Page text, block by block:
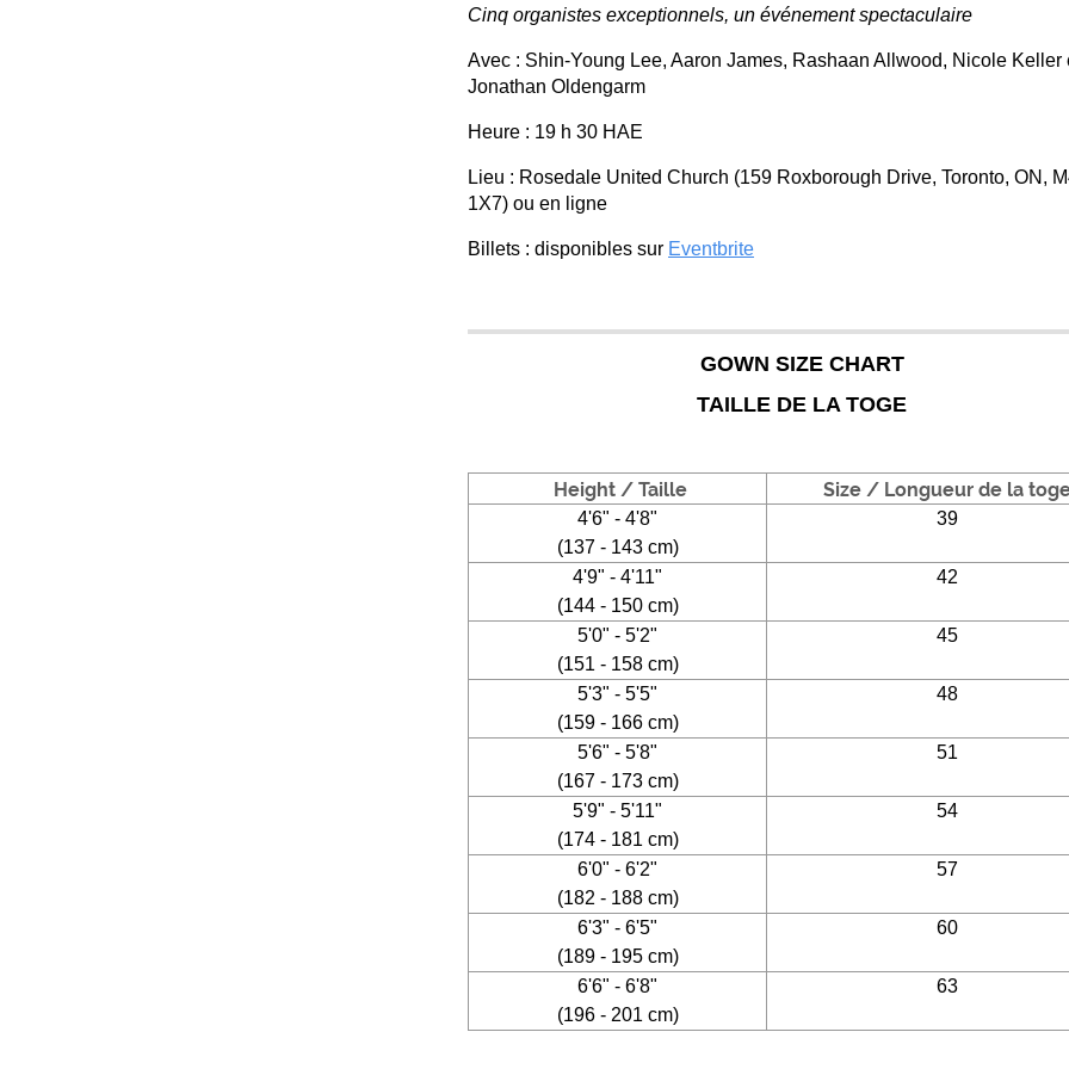
Cinq organistes exceptionnels, un événement spectaculaire
Avec : Shin-Young Lee, Aaron James, Rashaan Allwood, Nicole Keller
Jonathan Oldengarm
Heure : 19 h 30 HAE
Lieu : Rosedale United Church (159 Roxborough Drive, Toronto, ON,
1X7) ou en ligne
Billets : disponibles sur Eventbrite
GOWN SIZE CHART
TAILLE DE LA TOGE
Height / Taille Size / Longueur de la
4'6" - 4'8"
(137 - 143 cm)
39
4'9" - 4'11"
(144 - 150 cm)
42
5'0" - 5'2"
(151 - 158 cm)
45
5'3" - 5'5"
(159 - 166 cm)
48
5'6" - 5'8"
(167 - 173 cm)
51
5'9" - 5'11"
(174 - 181 cm)
54
6'0" - 6'2"
(182 - 188 cm)
57
6'3" - 6'5"
(189 - 195 cm)
60
6'6" - 6'8"
(196 - 201 cm)
63